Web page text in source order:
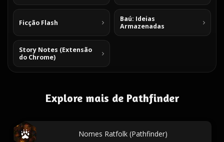
Ficção Flash
Baú: Ideias
Armazenadas
Story Notes (Extensão
do Chrome)
Explore mais de Pathfinder
Nomes Ratfolk (Pathfinder)